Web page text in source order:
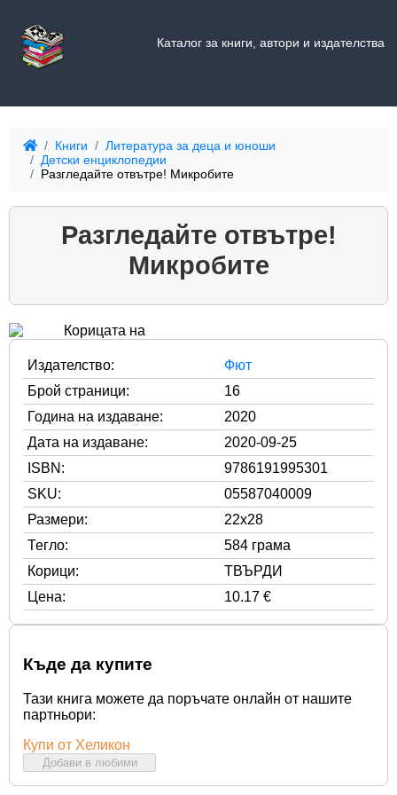
Каталог за книги, автори и издателства
Книги
Литература за деца и юноши
Детски енциклопедии
Разгледайте отвътре! Микробите
Разгледайте отвътре!
Микробите
Издателство:
Фют
Брой страници:
16
Година на издаване:
2020
Дата на издаване:
2020-09-25
ISBN:
9786191995301
SKU:
05587040009
Размери:
22x28
Тегло:
584 грама
Корици:
ТВЪРДИ
Цена:
10.17 €
Къде да купите
Тази книга можете да поръчате онлайн от нашите
партньори:
Купи от Хеликон
Добави в любими